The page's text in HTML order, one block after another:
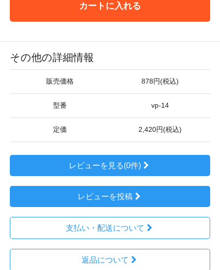
カートに入れる
その他の詳細情報
販売価格 878円(税込)
型番 vp-14
定価 2,420円(税込)
レビューを見る(0件)
レビューを投稿
支払い・配送について
返品について